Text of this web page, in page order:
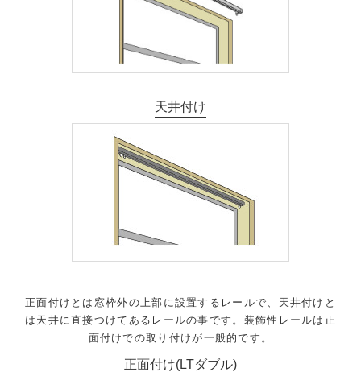
天井付け
正面付けとは窓枠外の上部に設置するレールで、天井付けと
は天井に直接つけてあるレールの事です。装飾性レールは正
面付けでの取り付けが一般的です。
正面付け(LTダブル)